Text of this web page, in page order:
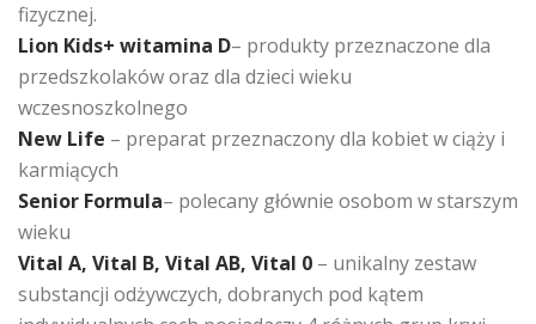
fizycznej.
Lion Kids+ witamina D– produkty przeznaczone dla
przedszkolaków oraz dla dzieci wieku
wczesnoszkolnego
New Life – preparat przeznaczony dla kobiet w ciąży i
karmiących
Senior Formula– polecany głównie osobom w starszym
wieku
Vital A, Vital B, Vital AB, Vital 0 – unikalny zestaw
substancji odżywczych, dobranych pod kątem